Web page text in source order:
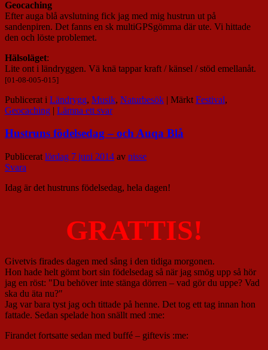
Geocaching
Efter auga blå avslutning fick jag med mig hustrun ut på
sandenpiren. Det fanns en sk multiGPSgömma där ute. Vi hittade
den och löste problemet.
Hälsoläget:
Lite ont i ländryggen. Vä knä tappar kraft / känsel / stöd emellanåt.
[01-08-005-015]
Publicerat i Ländrygg, Musik, Naturbesök | Märkt Festival,
Geocaching | Lämna ett svar
Hustruns födelsedag – och Auqa Blå
Publicerat lördag 7 juni 2014 av nisse
Svara
Idag är det hustruns födelsedag, hela dagen!
GRATTIS!
Givetvis firades dagen med sång i den tidiga morgonen.
Hon hade helt gömt bort sin födelsedag så när jag smög upp så hör
jag en röst: "Du behöver inte stänga dörren – vad gör du uppe? Vad
ska du äta nu?"
Jag var bara tyst jag och tittade på henne. Det tog ett tag innan hon
fattade. Sedan spelade hon snällt med :me:
Firandet fortsatte sedan med buffé – giftevis :me: